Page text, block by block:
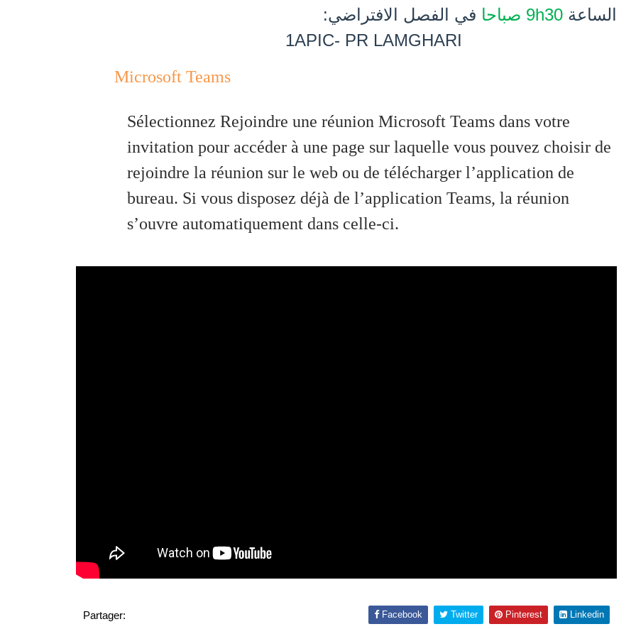
الساعة 9h30 صباحا في الفصل
الافتراضي:
1APIC- PR LAMGHARI
Microsoft Teams
Sélectionnez Rejoindre une réunion Microsoft Teams dans votre
invitation pour accéder à une page sur laquelle vous pouvez choisir de
rejoindre la réunion sur le web ou de télécharger l’application de
bureau. Si vous disposez déjà de l’application Teams, la réunion
s’ouvre automatiquement dans celle-ci.
Partager: Facebook Twitter Pinterest Linkedin